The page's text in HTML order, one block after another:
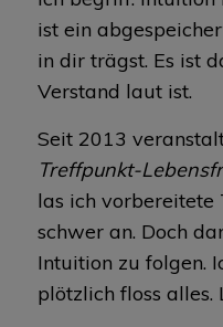
ist ein
in dir trägst. Es ist
Verstand laut ist.
Seit 2013
Treffpunkt-
las ich vorbereitete
schwer an. Doch
Intuition zu folgen.
plötzlich floss alles.